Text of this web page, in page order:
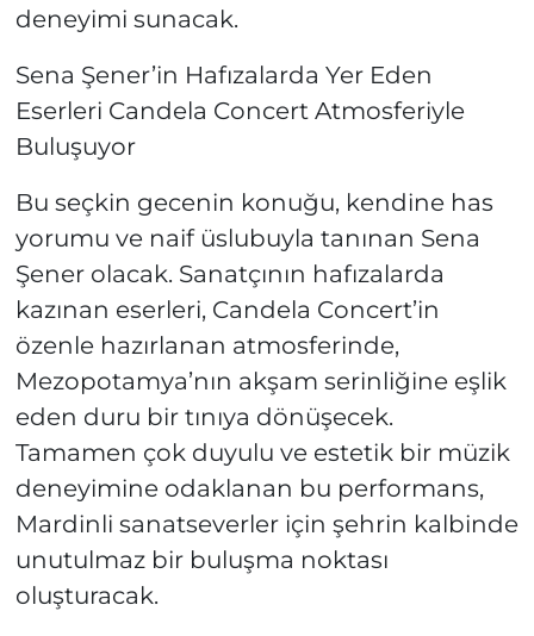
deneyimi sunacak.
Sena Şener’in Hafızalarda Yer Eden
Eserleri Candela Concert Atmosferiyle
Buluşuyor
Bu seçkin gecenin konuğu, kendine has
yorumu ve naif üslubuyla tanınan Sena
Şener olacak. Sanatçının hafızalarda
kazınan eserleri, Candela Concert’in
özenle hazırlanan atmosferinde,
Mezopotamya’nın akşam serinliğine eşlik
eden duru bir tınıya dönüşecek.
Tamamen çok duyulu ve estetik bir müzik
deneyimine odaklanan bu performans,
Mardinli sanatseverler için şehrin kalbinde
unutulmaz bir buluşma noktası
oluşturacak.